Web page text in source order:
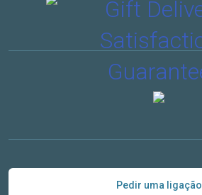
Pedir uma ligação